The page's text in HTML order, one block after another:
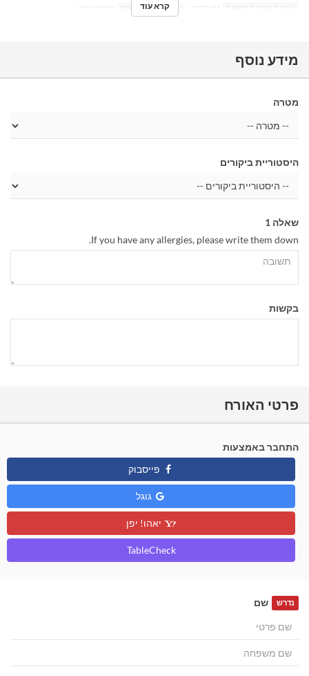
טווח תאריכים תקפים ארוחות ארוחת ערב קרא עוד
מידע נוסף
מטרה
היסטוריית ביקורים
שאלה 1
If you have any allergies, please write them down.
בקשות
פרטי האורח
התחבר באמצעות
פייסבוק
גוגל
יאהו! יפן
TableCheck
שם נדרש